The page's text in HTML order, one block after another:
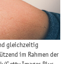
gleichzeitig
im Rahmen der